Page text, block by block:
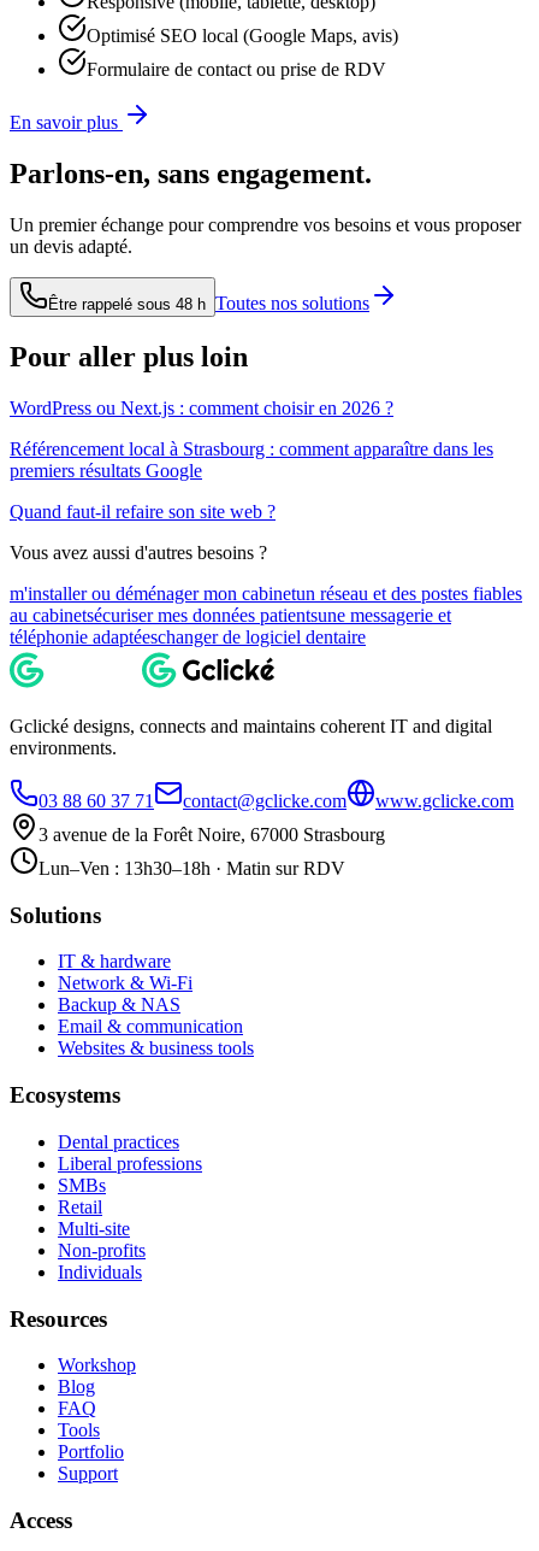
Optimisé SEO local (Google Maps, avis)
Formulaire de contact ou prise de RDV
En savoir plus
Parlons-en, sans engagement.
Un premier échange pour comprendre vos besoins et vous proposer
un devis adapté.
Être rappelé sous 48 h Toutes nos solutions
Pour aller plus loin
WordPress ou Next.js : comment choisir en 2026 ?
Référencement local à Strasbourg : comment apparaître dans les
premiers résultats Google
Quand faut-il refaire son site web ?
Vous avez aussi d'autres besoins ?
m'installer ou déménager mon cabinetun réseau et des postes fiables
au cabinetsécuriser mes données patientsune messagerie et
téléphonie adaptéeschanger de logiciel dentaire
Gclické designs, connects and maintains coherent IT and digital
environments.
03 88 60 37 71 contact@gclicke.com
www.gclicke.com
3 avenue de la Forêt Noire, 67000 Strasbourg
Lun–Ven : 13h30–18h · Matin sur RDV
Solutions
IT & hardware
Network & Wi-Fi
Backup & NAS
Email & communication
Websites & business tools
Ecosystems
Dental practices
Liberal professions
SMBs
Retail
Multi-site
Non-profits
Individuals
Resources
Workshop
Blog
FAQ
Tools
Portfolio
Support
Access